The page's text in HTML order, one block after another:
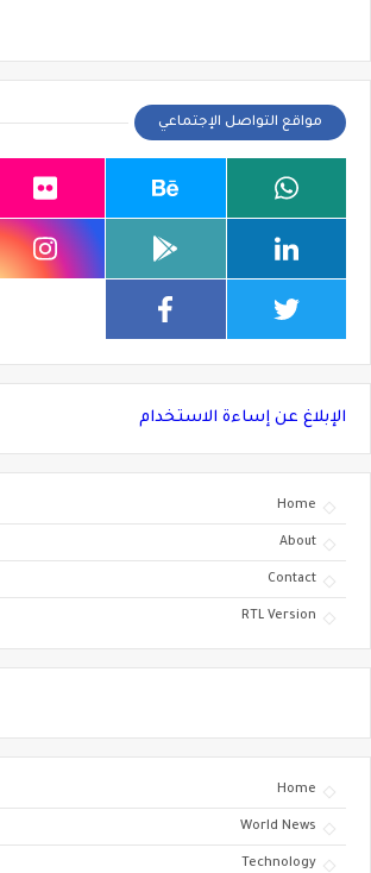
مواقع التواصل الإجتماعي
الإبلاغ عن إساءة الاستخدام
Home
About
Contact
RTL Version
Home
World News
Technology